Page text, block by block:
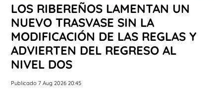
LOS RIBEREÑOS LAMENTAN UN
NUEVO TRASVASE SIN LA
MODIFICACIÓN DE LAS REGLAS Y
ADVIERTEN DEL REGRESO AL
NIVEL DOS
Publicado 7 Aug 2026 20:45